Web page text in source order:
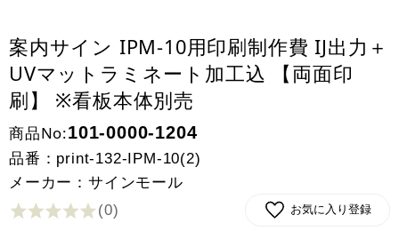
案内サイン IPM-10用印刷制作費 IJ出力＋
UVマットラミネート加工込 【両面印
刷】 ※看板本体別売
商品No:101-0000-1204
品番： print-132-IPM-10(2)
メーカー：サインモール
(0) お気に入り登録